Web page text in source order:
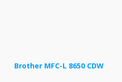
Brother MFC-L 8650 CDW